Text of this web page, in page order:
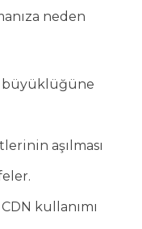
neden
büyüklüğüne
aşılması
kullanımı